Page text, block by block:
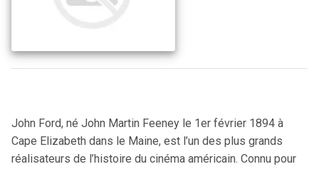
John Ford, né John Martin Feeney le 1er février 1894 à
Cape Elizabeth dans le Maine, est l’un des plus grands
réalisateurs de l’histoire du cinéma américain. Connu pour